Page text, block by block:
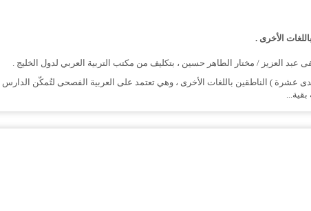
الأخرى .
العزيز / مختار الطاهر حسين ، بتكليف من مكتب التربية العربي لدول الخليج .
) الناطقين باللغات الأخرى ، وهي تعتمد على العربية الفصحى لتُمكّن الدارس من